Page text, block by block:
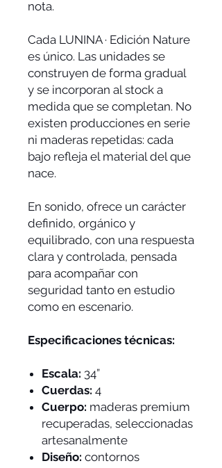
nota.
Cada LUNINA · Edición Nature
es único. Las unidades se
construyen de forma gradual
y se incorporan al stock a
medida que se completan. No
existen producciones en serie
ni maderas repetidas: cada
bajo refleja el material del que
nace.
En sonido, ofrece un carácter
definido, orgánico y
equilibrado, con una respuesta
clara y controlada, pensada
para acompañar con
seguridad tanto en estudio
como en escenario.
Especificaciones técnicas:
Escala: 34”
Cuerdas: 4
Cuerpo: maderas premium
recuperadas, seleccionadas
artesanalmente
Diseño: contornos